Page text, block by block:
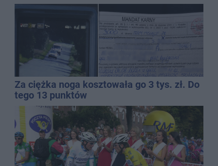
Za ciężka noga kosztowała go 3 tys. zł. Do
tego 13 punktów